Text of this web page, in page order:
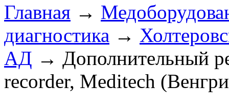
Главная →
диагностика →
АД → Дополнительный
recorder, Meditech